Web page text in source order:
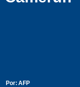
Por: AFP